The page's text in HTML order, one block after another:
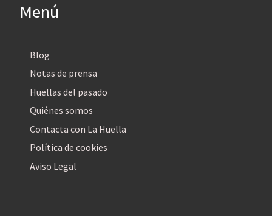
Menú
Blog
Notas de prensa
Huellas del pasado
Quiénes somos
Contacta con La Huella
Política de cookies
Aviso Legal